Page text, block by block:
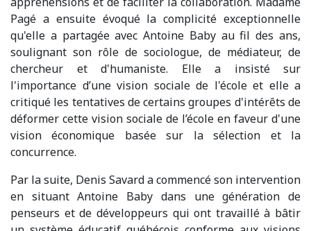
Pagé a ensuite évoqué la complicité exceptionnelle
qu'elle a partagée avec Antoine Baby au fil des ans,
soulignant son rôle de sociologue, de médiateur, de
chercheur et d'humaniste. Elle a insisté sur
l'importance d’une vision sociale de l'école et elle a
critiqué les tentatives de certains groupes d'intérêts de
déformer cette vision sociale de l’école en faveur d'une
vision économique basée sur la sélection et la
concurrence.
Par la suite, Denis Savard a commencé son intervention
en situant Antoine Baby dans une génération de
penseurs et de développeurs qui ont travaillé à bâtir